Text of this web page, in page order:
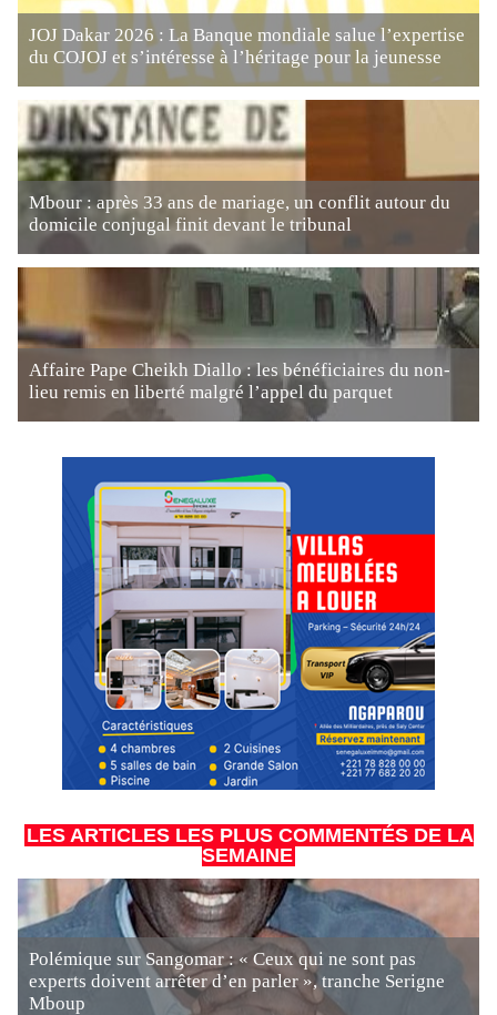
JOJ Dakar 2026 : La Banque mondiale salue l’expertise
du COJOJ et s’intéresse à l’héritage pour la jeunesse
Mbour : après 33 ans de mariage, un conflit autour du
domicile conjugal finit devant le tribunal
Affaire Pape Cheikh Diallo : les bénéficiaires du non-
lieu remis en liberté malgré l’appel du parquet
LES ARTICLES LES PLUS COMMENTÉS DE LA
SEMAINE
Polémique sur Sangomar : « Ceux qui ne sont pas
experts doivent arrêter d’en parler », tranche Serigne
Mboup